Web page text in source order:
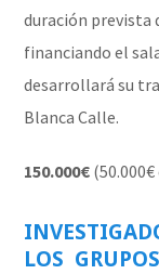
duración prevista
financiando el
desarrollará su
Blanca Calle.
150.000€ (50.000€
LOS